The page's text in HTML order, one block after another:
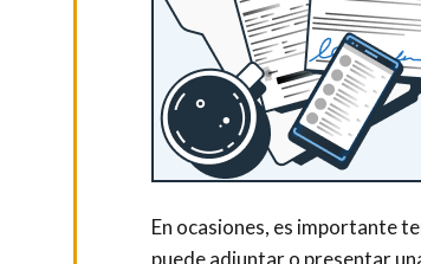
En ocasiones, es importante
puede adjuntar o presentar